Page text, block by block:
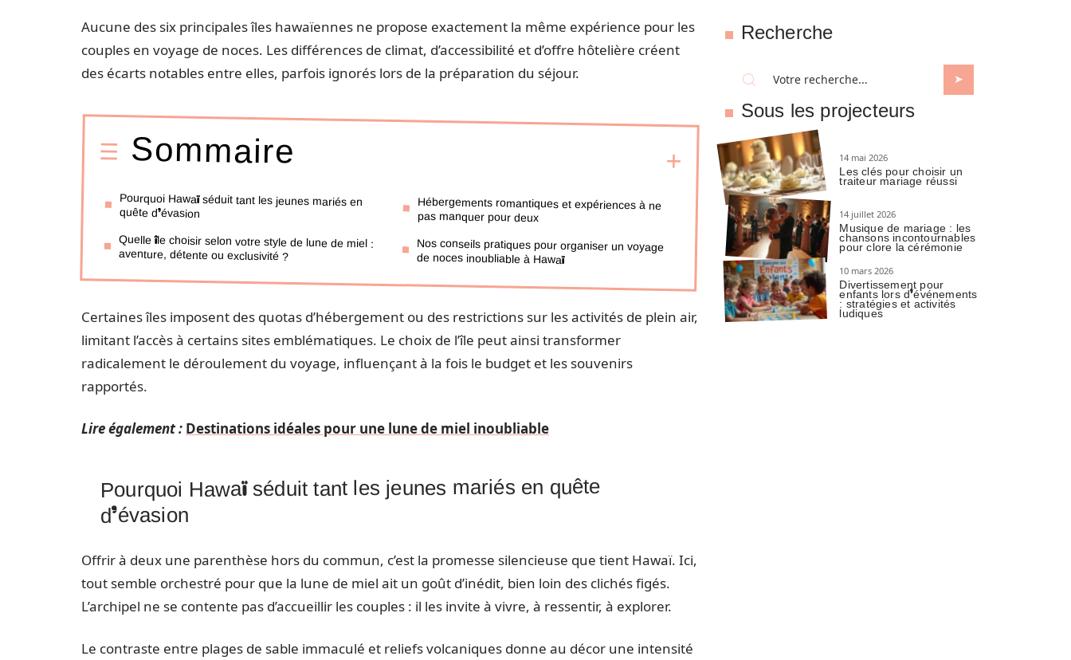
Aucune des six principales îles hawaïennes ne propose exactement la même expérience pour les
couples en voyage de noces. Les différences de climat, d’accessibilité et d’offre hôtelière créent
des écarts notables entre elles, parfois ignorés lors de la préparation du séjour.
Sommaire
Pourquoi Hawaï séduit tant les jeunes mariés en
quête d’évasion
Quelle île choisir selon votre style de lune de miel :
aventure, détente ou exclusivité ?
Hébergements romantiques et expériences à ne
pas manquer pour deux
Nos conseils pratiques pour organiser un voyage
de noces inoubliable à Hawaï
Certaines îles imposent des quotas d’hébergement ou des restrictions sur les activités de plein air,
limitant l’accès à certains sites emblématiques. Le choix de l’île peut ainsi transformer
radicalement le déroulement du voyage, influençant à la fois le budget et les souvenirs
rapportés.
Lire également : Destinations idéales pour une lune de miel inoubliable
Pourquoi Hawaï séduit tant les jeunes mariés en quête
d’évasion
Offrir à deux une parenthèse hors du commun, c’est la promesse silencieuse que tient Hawaï. Ici,
tout semble orchestré pour que la lune de miel ait un goût d’inédit, bien loin des clichés figés.
L’archipel ne se contente pas d’accueillir les couples : il les invite à vivre, à ressentir, à explorer.
Le contraste entre plages de sable immaculé et reliefs volcaniques donne au décor une intensité
Recherche
Sous les projecteurs
14 mai 2026
Les clés pour choisir un
traiteur mariage réussi
14 juillet 2026
Musique de mariage : les
chansons incontournables
pour clore la cérémonie
10 mars 2026
Divertissement pour
enfants lors d’événements
: stratégies et activités
ludiques